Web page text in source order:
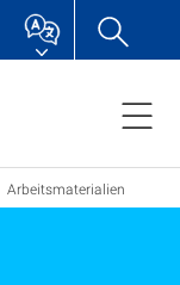
Arbeitsmaterialien